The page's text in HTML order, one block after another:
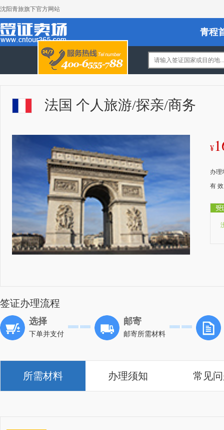
沈阳青旅旗下官方网站
青程
法国 个人旅游/探亲/商务
¥
办理
有
签证办理流程
选择
下单并支付
邮寄
邮寄所需材料
所需材料 办理须知 常见